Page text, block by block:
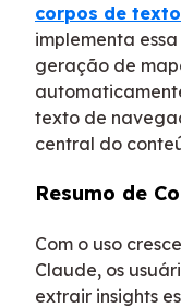
corpos de
implementa
geração de
texto de
central do
Resumo de
Com o uso
Claude, os
extrair insights